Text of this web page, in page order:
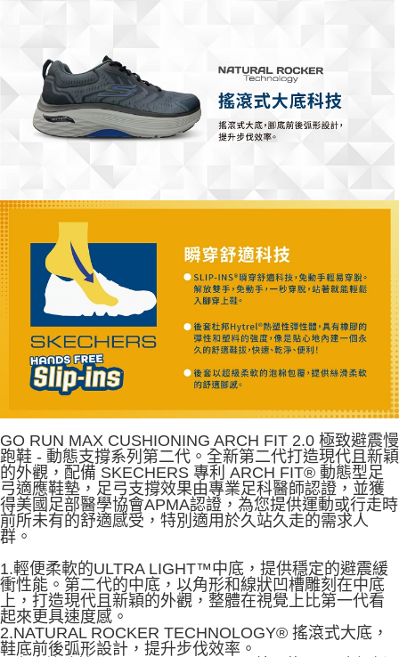
GO RUN MAX CUSHIONING ARCH FIT 2.0 極致避震慢
跑鞋 - 動態支撐系列第二代。全新第二代打造現代且新穎
的外觀，配備 SKECHERS 專利 ARCH FIT® 動態型足
弓適應鞋墊，足弓支撐效果由專業足科醫師認證，並獲
得美國足部醫學協會APMA認證，為您提供運動或行走時
前所未有的舒適感受，特別適用於久站久走的需求人
群。
1.輕便柔軟的ULTRA LIGHT™中底，提供穩定的避震緩
衝性能。第二代的中底，以角形和線狀凹槽雕刻在中底
上，打造現代且新穎的外觀，整體在視覺上比第一代看
起來更具速度感。
2.NATURAL ROCKER TECHNOLOGY® 搖滾式大底，
鞋底前後弧形設計，提升步伐效率。